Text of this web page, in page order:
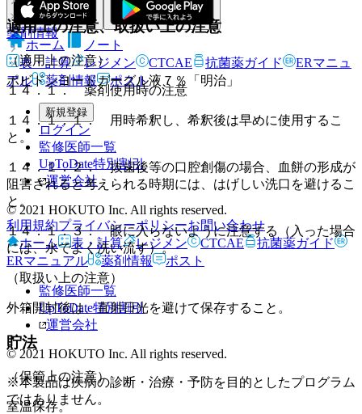
薬剤情報
ポビドンヨードガーグル液７％「明治」
適用上の注意、取扱い上の注意
（適用上の注意）
１４．１． 薬剤使用時の注意
１４．１．１． 用時希釈し、希釈後は早めに使用するこ
と。
１４．１．２． 抜歯後等の口腔創傷の場合、血餅の形成が
阻害されると考えられる時期には、はげしい洗口を避けるこ
と。
１４．１．３． 眼に入らないように注意する（入った場合
には、水でよく洗い流す）。
（取扱い上の注意）
外箱開封後は、直射日光を避けて保存すること。
貯法
（保管上の注意）
室温保存。
ホーム
ノート
表・計算
レジメン CTCAE 抗菌薬ガイド
ERマニュ
アル
薬剤情報 ポスト
新規登録
ログイン
監修医師一覧
UpToDate特別割引
運営会社
© 2021 HOKUTO Inc. All rights reserved.
利用規約プライバシーポリシーお問い合わせ
ホーム
表・計算 レジメン CTCAE
抗菌薬ガイド
ERマニュアル
薬剤情報 ポスト
監修医師一覧
UpToDate特別割引
運営会社
© 2021 HOKUTO Inc. All rights reserved.
※本製品は疾病の診断・治療・予防を目的としたプログラム
ではありません。